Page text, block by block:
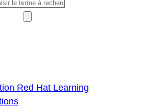
Red Hat Learning